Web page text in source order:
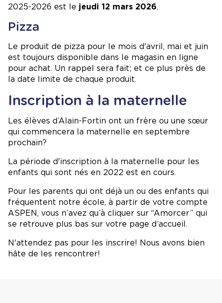
2025-2026 est le jeudi 12 mars 2026.
Pizza
Le produit de pizza pour le mois d'avril, mai et juin
est toujours disponible dans le magasin en ligne
pour achat. Un rappel sera fait; et ce plus près de
la date limite de chaque produit.
Inscription à la maternelle
Les élèves d’Alain-Fortin ont un frère ou une sœur
qui commencera la maternelle en septembre
prochain?
La période d'inscription à la maternelle pour les
enfants qui sont nés en 2022 est en cours.
Pour les parents qui ont déjà un ou des enfants qui
fréquentent notre école, à partir de votre compte
ASPEN, vous n’avez qu’à cliquer sur “Amorcer” qui
se retrouve plus bas sur votre page d’accueil.
N'attendez pas pour les inscrire! Nous avons bien
hâte de les rencontrer!